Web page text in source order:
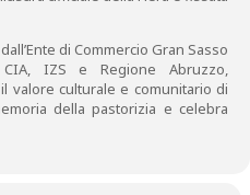
di Commercio Gran Sasso
IZS e Regione Abruzzo,
valore culturale e comunitario di
della pastorizia e celebra